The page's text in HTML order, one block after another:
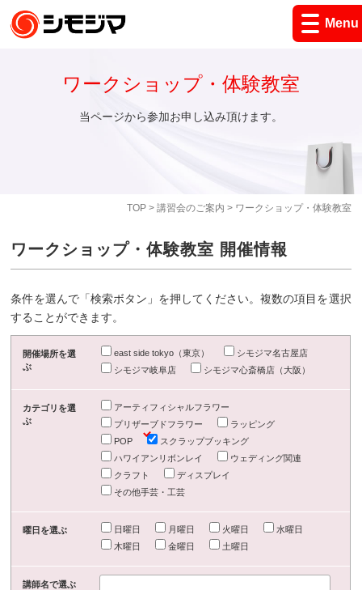
Menu
TOP> 講習会のご案内 > ワークショップ・体験教室
ワークショップ・体験教室
当ページから参加お申し込み頂けます。
ワークショップ・体験教室 開催情報
条件を選んで「検索ボタン」を押してください。複数の項目を選択
することができます。
開催場所を選
ぶ
east side tokyo（東京）
シモジマ名古屋店
シモジマ岐阜店
シモジマ心斎橋店（大阪）
カテゴリを選
ぶ
アーティフィシャルフラワー
プリザーブドフラワー
ラッピング
POP
スクラップブッキング
ハワイアンリボンレイ
ウェディング関連
クラフト
ディスプレイ
その他手芸・工芸
曜日を選ぶ 日曜日 月曜日 火曜日
水曜日
木曜日
金曜日 土曜日
講師名で選ぶ